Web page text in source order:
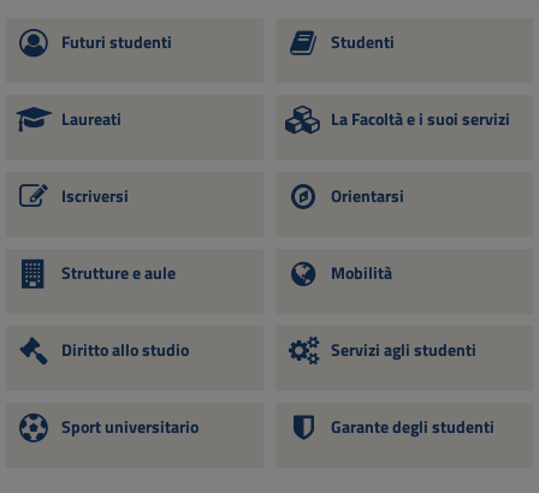
Futuri studenti Studenti
Laureati La Facoltà e i suoi servizi
Iscriversi Orientarsi
Strutture e aule Mobilità
Diritto allo studio Servizi agli studenti
Sport universitario Garante degli studenti